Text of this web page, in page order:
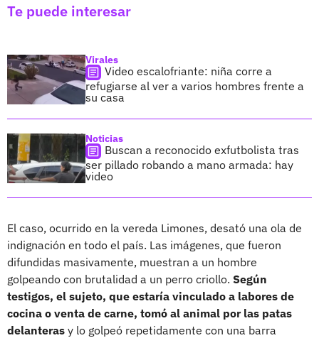
Te puede interesar
Virales
Video escalofriante: niña corre a
refugiarse al ver a varios hombres frente a
su casa
Noticias
Buscan a reconocido exfutbolista tras
ser pillado robando a mano armada: hay
video
El caso, ocurrido en la vereda Limones, desató una ola de
indignación en todo el país. Las imágenes, que fueron
difundidas masivamente, muestran a un hombre
golpeando con brutalidad a un perro criollo. Según
testigos, el sujeto, que estaría vinculado a labores de
cocina o venta de carne, tomó al animal por las patas
delanteras y lo golpeó repetidamente con una barra